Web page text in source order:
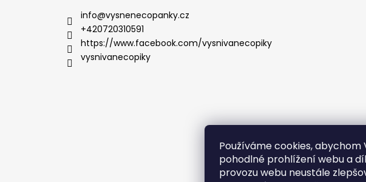
Používáme cookies, abychom
pohodlné prohlížení webu a
provozu webu neustále
info@vysnenecopanky.cz
+420720310591
https://www.facebook.com/vysnivanecopiky
vysnivanecopiky